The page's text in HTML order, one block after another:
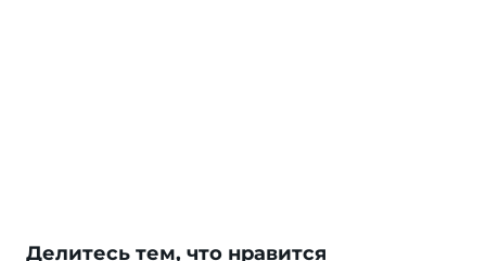
Делитесь тем, что нравится